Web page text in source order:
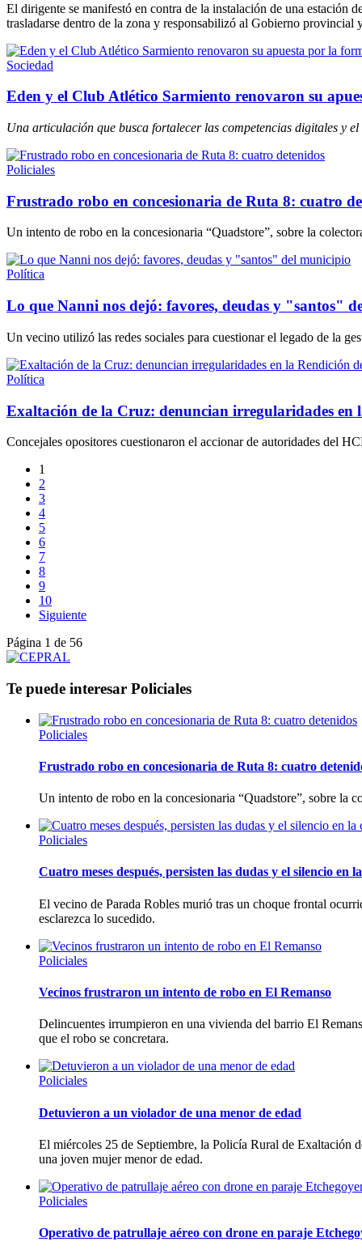
El dirigente se manifestó en contra de la instalación de una estación
trasladarse dentro de la zona y responsabilizó al Gobierno provincial
Sociedad
Eden y el Club Atlético Sarmiento renovaron su
Una articulación que busca fortalecer las competencias digitales y
Policiales
Frustrado robo en concesionaria de Ruta 8: cuatro
Un intento de robo en la concesionaria “Quadstore”, sobre la
Política
Lo que Nanni nos dejó: favores, deudas y "santos"
Un vecino utilizó las redes sociales para cuestionar el legado de la
Política
Exaltación de la Cruz: denuncian irregularidades en
Concejales opositores cuestionaron el accionar de autoridades del
1
2
3
4
5
6
7
8
9
10
Siguiente
Página 1 de 56
Te puede interesar Policiales
Policiales
Frustrado robo en concesionaria de Ruta 8: cuatro
Un intento de robo en la concesionaria “Quadstore”, sobre la
Policiales
Cuatro meses después, persisten las dudas y el silencio en
El vecino de Parada Robles murió tras un choque frontal
esclarezca lo sucedido.
Policiales
Vecinos frustraron un intento de robo en El Remanso
Delincuentes irrumpieron en una vivienda del barrio El
que el robo se concretara.
Policiales
Detuvieron a un violador de una menor de edad
El miércoles 25 de Septiembre, la Policía Rural de Exaltación
una joven mujer menor de edad.
Policiales
Operativo de patrullaje aéreo con drone en paraje